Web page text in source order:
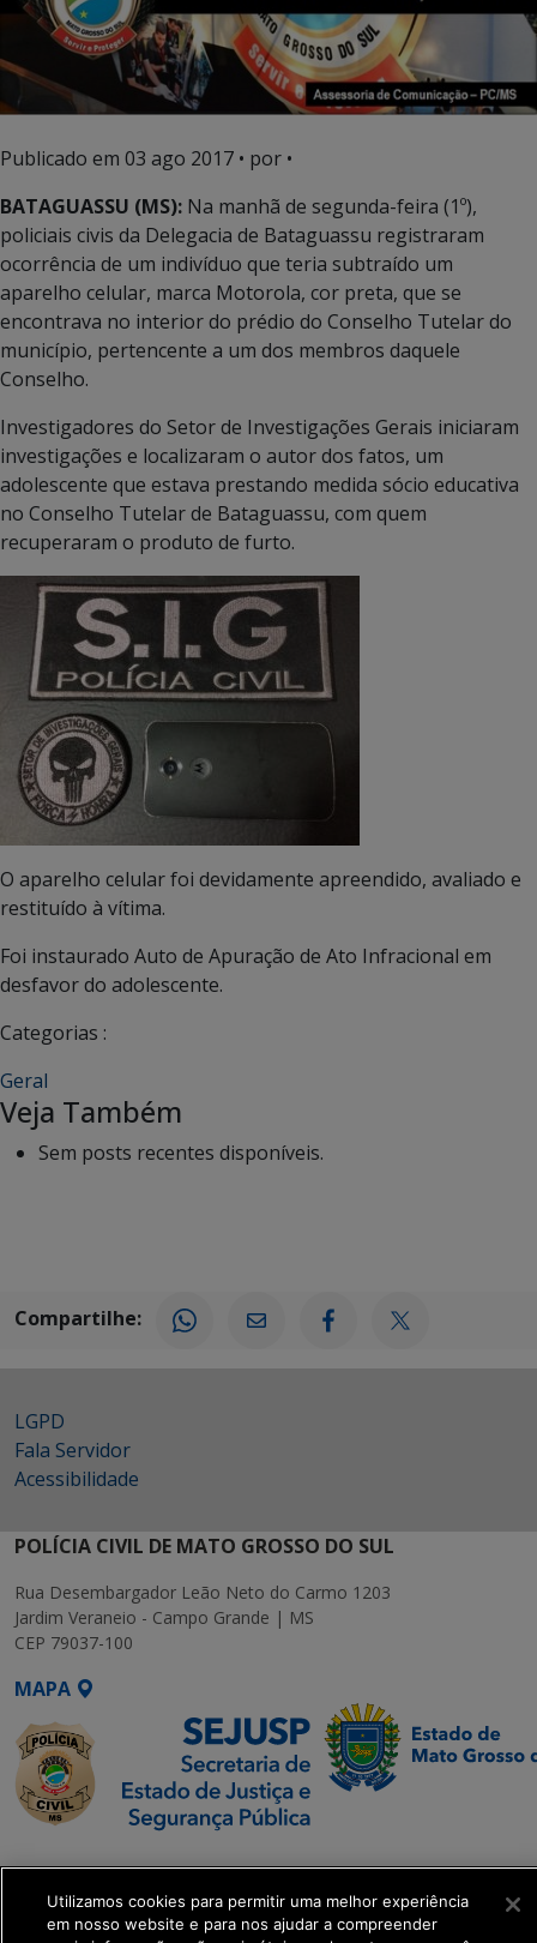
Publicado em 03 ago 2017 • por •
BATAGUASSU (MS): Na manhã de segunda-feira (1º),
policiais civis da Delegacia de Bataguassu registraram
ocorrência de um indivíduo que teria subtraído um
aparelho celular, marca Motorola, cor preta, que se
encontrava no interior do prédio do Conselho Tutelar do
município, pertencente a um dos membros daquele
Conselho.
Investigadores do Setor de Investigações Gerais iniciaram
investigações e localizaram o autor dos fatos, um
adolescente que estava prestando medida sócio educativa
no Conselho Tutelar de Bataguassu, com quem
recuperaram o produto de furto.
O aparelho celular foi devidamente apreendido, avaliado e
restituído à vítima.
Foi instaurado Auto de Apuração de Ato Infracional em
desfavor do adolescente.
Categorias :
Geral
Veja Também
Sem posts recentes disponíveis.
Compartilhe:
LGPD
Fala Servidor
Acessibilidade
POLÍCIA CIVIL DE MATO GROSSO DO SUL
Rua Desembargador Leão Neto do Carmo 1203
Jardim Veraneio - Campo Grande | MS
CEP 79037-100
MAPA
SETDIG | Secretaria-
Executiva de
Transformação Digital
Utilizamos cookies para permitir uma melhor experiência
em nosso website e para nos ajudar a compreender